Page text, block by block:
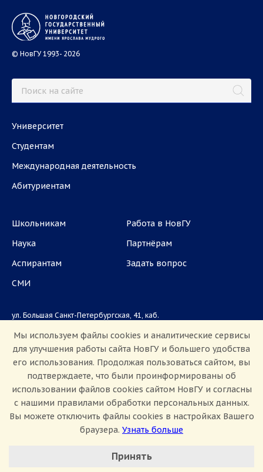
© НовГУ 1993- 2026
Университет
Студентам
Международная деятельность
Абитуриентам
Школьникам
Наука
Аспирантам
СМИ
Работа в НовГУ
Партнёрам
Задать вопрос
ул. Большая Санкт-Петербургская, 41, каб.
Приемная комиссия: +7(8162)33-20-44
Сведения о доходах
Мы используем файлы cookies и аналитические сервисы
для улучшения работы сайта НовГУ и большего удобства
его использования. Продолжая пользоваться сайтом, вы
подтверждаете, что были проинформированы об
использовании файлов cookies сайтом НовГУ и согласны
с нашими правилами обработки персональных данных.
Вы можете отключить файлы cookies в настройках Вашего
браузера. Узнать больше
Минимальные
Принять